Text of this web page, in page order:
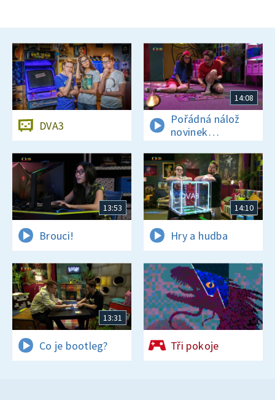
DVA3
14:08
Pořádná nálož
novinek
a zajímavostí
13:53
Brouci!
14:10
Hry a hudba
13:31
Co je bootleg? Tři pokoje